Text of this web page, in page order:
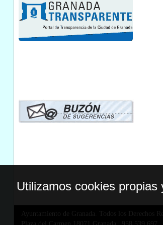
Ayuntamiento de Granada. Todos los Derechos
Utilizamos cookies